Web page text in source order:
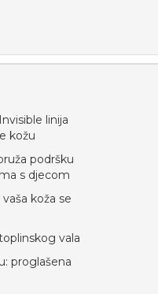
linija
kožu
podršku
s djecom
koža se
vala
proglašena